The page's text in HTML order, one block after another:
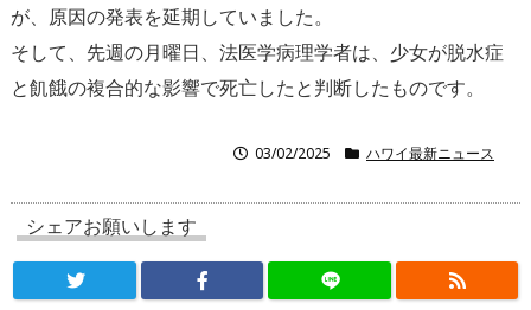
が、 原因の発表を延期していました。
そして、先週の月曜日、法医学病理学者は、 少女が脱水症
と飢餓の複合的な影響で死亡したと判断したものです。
03/02/2025 ハワイ最新ニュース
シェアお願いします